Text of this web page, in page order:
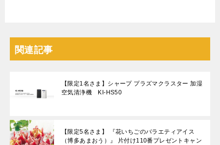
関連記事
【限定1名さま】シャープ プラズマクラスター 加湿
空気清浄機 KI-HS50
【限定5名さま】 『花いちごのバラエティアイス
（博多あまおう）』 片付け110番プレゼントキャン